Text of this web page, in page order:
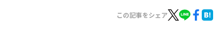
この記事をシェア